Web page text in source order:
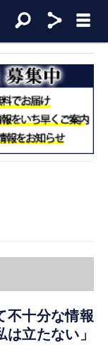
不十分な情報
立たない」